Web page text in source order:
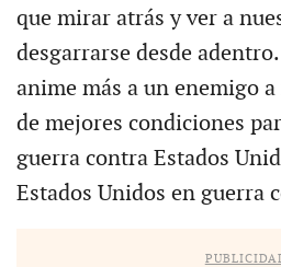
que mirar atrás y ver a
desgarrarse desde
anime más a un enemigo
de mejores condiciones
guerra contra Estados
Estados Unidos en guerra